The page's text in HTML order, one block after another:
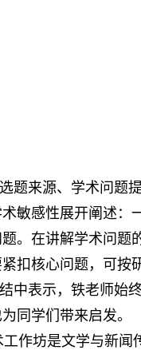
题来源、学术问题
敏感性展开阐述：
。在讲解学术问题
扣核心问题，可按
中表示，铁老师始
同学们带来启发。
工作坊是文学与新